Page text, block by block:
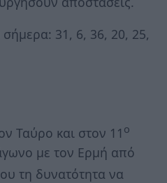
σήμερα: 31, 6, 36, 20, 25,
Ταύρο και στον 11 ο
με τον Ερμή από
τη δυνατότητα να